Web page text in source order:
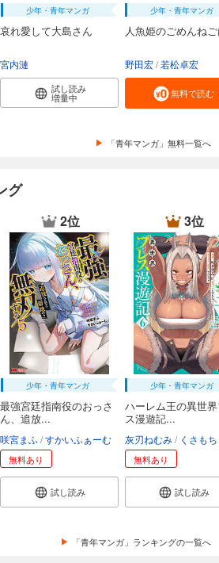
少年・青年マンガ
哀れ愛して大島さん
宮内漣
試し読み
増量中
少年・青年マンガ
人魚姫のごめんね
野田宏 若松卓宏
無料で読む
「青年マンガ」無料一覧へ
グ
2位
少年・青年マンガ
最強宮廷指南役のおっさ
ん、追放...
咲宮まふ すかいふぁーむ
無料あり
試し読み
3位
少年・青年マンガ
ハーレム王の異世
ス漫遊記...
灰刃ねむみ くさもち
無料あり
試し読み
「青年マンガ」ランキングの一覧へ